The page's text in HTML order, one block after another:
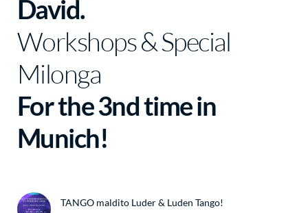
David.
Workshops & Special
Milonga
For the 3nd time in
Munich!
TANGO maldito Luder & Luden Tango!